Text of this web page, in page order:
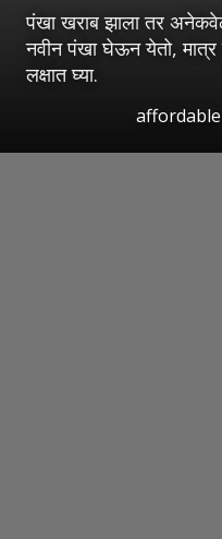
पंखा खराब झाला तर
नवीन पंखा घेऊन येतो, मात्र
लक्षात घ्या.